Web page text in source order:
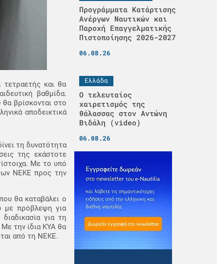
και θα
βαθμίδα.
βρίσκονται στο
αποδεικτικά
τη δυνατότητα
της εκάστοτε
Με το υπό
ΝΕΚΕ προς την
θα καταβάλει ο
με πρόβλεψη για
για τη
την ίδια ΚΥΑ θα
από τη ΝΕΚΕ.
Προγράμματα Κατάρτισης
Ανέργων Ναυτικών και
Παροχή Επαγγελματικής
Πιστοποίησης 2026-2027
06.08.26
Ελλάδα
Ο τελευταίος
χαιρετισμός της
θάλασσας στον Αντώνη
Βιδάλη (video)
06.08.26